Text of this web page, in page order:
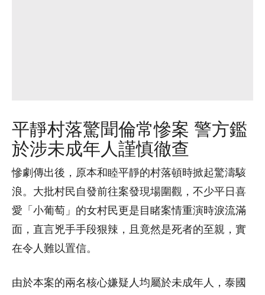
平靜村落驚聞倫常慘案 警方鑑
於涉未成年人謹慎徹查
慘劇傳出後，原本和睦平靜的村落頓時掀起驚濤駭
浪。大批村民自發前往案發現場圍觀，不少平日喜
愛「小葡萄」的女村民更是目睹案情重演時淚流滿
面，直言兇手手段狠辣，且竟然是死者的至親，實
在令人難以置信。
由於本案的兩名核心嫌疑人均屬於未成年人，泰國